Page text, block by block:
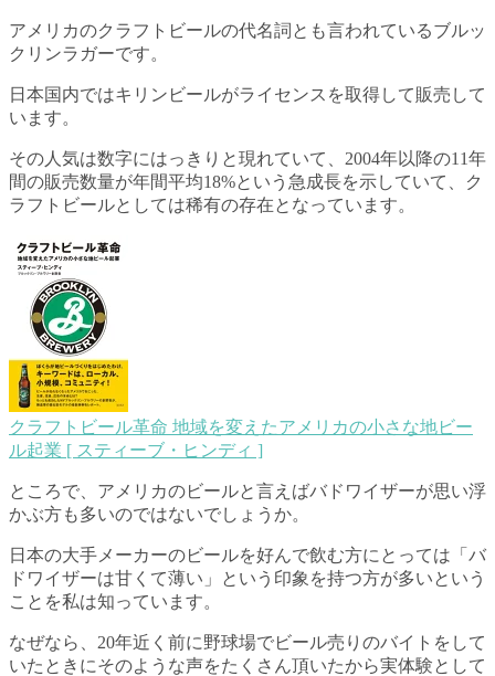
アメリカのクラフトビールの代名詞とも言われているブルッ
クリンラガーです。
日本国内ではキリンビールがライセンスを取得して販売して
います。
その人気は数字にはっきりと現れていて、2004年以降の11年
間の販売数量が年間平均18%という急成長を示していて、ク
ラフトビールとしては稀有の存在となっています。
クラフトビール革命 地域を変えたアメリカの小さな地ビー
ル起業 [ スティーブ・ヒンディ ]
ところで、アメリカのビールと言えばバドワイザーが思い浮
かぶ方も多いのではないでしょうか。
日本の大手メーカーのビールを好んで飲む方にとっては「バ
ドワイザーは甘くて薄い」という印象を持つ方が多いという
ことを私は知っています。
なぜなら、20年近く前に野球場でビール売りのバイトをして
いたときにそのような声をたくさん頂いたから実体験として